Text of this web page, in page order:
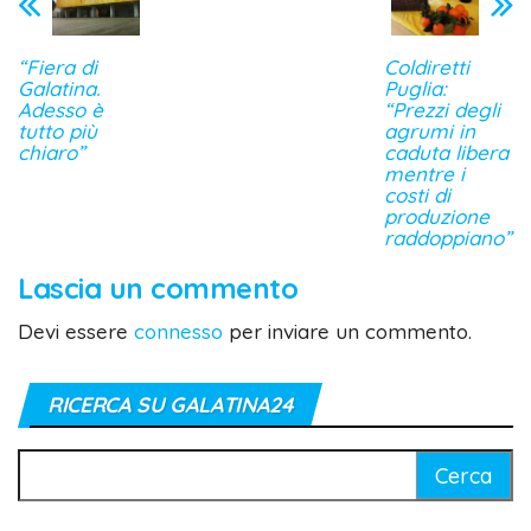
“Fiera di
Galatina.
Adesso è
tutto più
chiaro”
Coldiretti
Puglia:
“Prezzi degli
agrumi in
caduta libera
mentre i
costi di
produzione
raddoppiano”
Lascia un commento
Devi essere connesso per inviare un commento.
RICERCA SU GALATINA24
per: